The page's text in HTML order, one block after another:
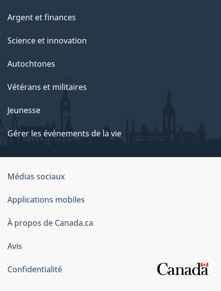
Argent et finances
Science et innovation
Autochtones
Vétérans et militaires
Jeunesse
Gérer les événements de la vie
Organisation
du
gouvernement
du
Canada
Médias sociaux
Applications mobiles
À propos de Canada.ca
Avis
Confidentialité